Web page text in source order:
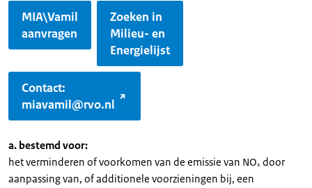
MIA\Vamil
aanvragen
Zoeken in
Milieu- en
Energielijst
Contact:
miavamil@rvo.nl
a. bestemd voor:
het verminderen of voorkomen van de emissie van NOₓ door
aanpassing van, of additionele voorzieningen bij, een